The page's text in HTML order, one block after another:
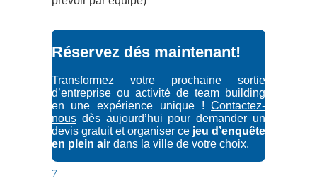
Réservez dés maintenant!
Transformez votre prochaine sortie
d’entreprise ou activité de team building
en une expérience unique !Contactez-
nousdès aujourd’hui pour demander un
devis gratuit et organiser ce jeu d’enquête
en plein airdans la ville de votre choix.
7